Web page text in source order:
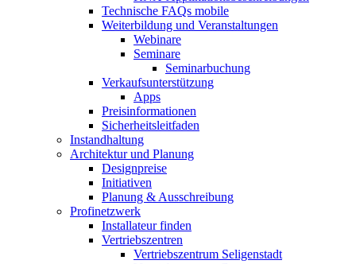
Technische FAQs mobile
Weiterbildung und Veranstaltungen
Webinare
Seminare
Seminarbuchung
Verkaufsunterstützung
Apps
Preisinformationen
Sicherheitsleitfaden
Instandhaltung
Architektur und Planung
Designpreise
Initiativen
Planung & Ausschreibung
Profinetzwerk
Installateur finden
Vertriebszentren
Vertriebszentrum Seligenstadt